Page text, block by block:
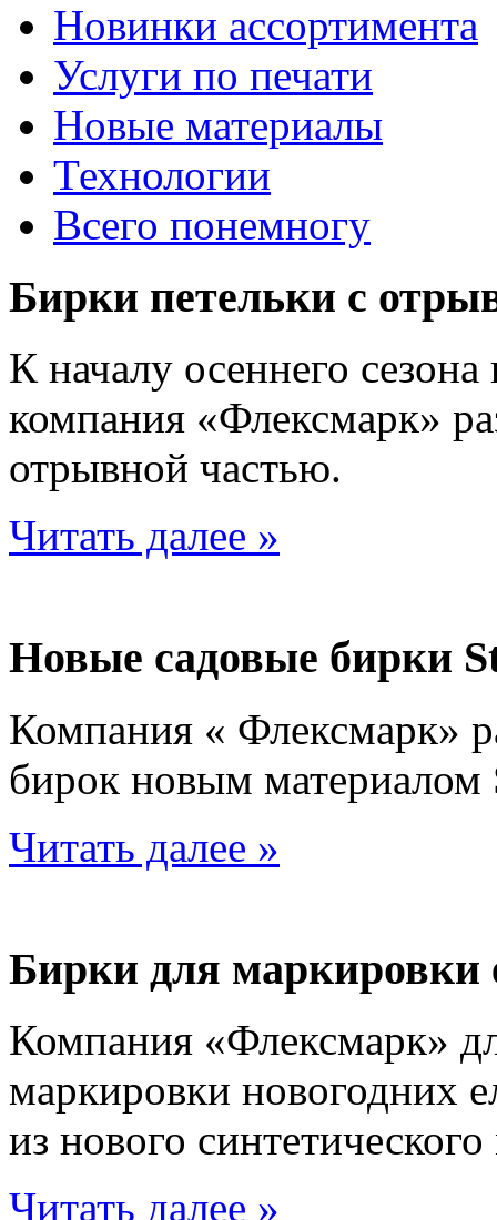
Новинки ассортимента
Услуги по печати
Новые материалы
Технологии
Всего понемногу
Бирки петельки с
К началу осеннего
компания «Флексмарк»
отрывной частью.
Читать далее »
Новые садовые бирки
Компания « Флексмарк»
бирок новым материалом
Читать далее »
Бирки для маркировки
Компания «Флексмарк»
маркировки новогодних
из нового
Читать далее »